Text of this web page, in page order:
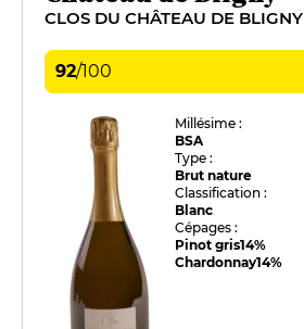
CLOS DU CHÂTEAU DE BLIGNY
92/100
Millésime :
BSA
Type :
Brut nature
Classification :
Blanc
Cépages :
Pinot gris14%
Chardonnay14%